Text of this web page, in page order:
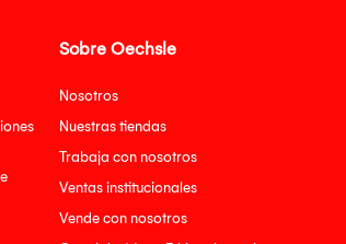
Sobre Oechsle
Nosotros
Nuestras tiendas
Trabaja con nosotros
Ventas institucionales
Vende con nosotros